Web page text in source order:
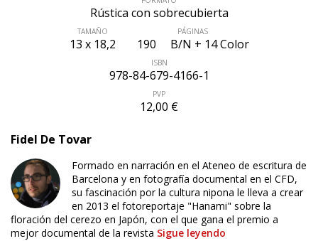
Rústica con sobrecubierta
TAMAÑO
13 x 18,2
PÁGINAS
190 B/N + 14 Color
ISBN
978-84-679-4166-1
PVP
12,00 €
Fidel De Tovar
Formado en narración en el Ateneo de escritura de
Barcelona y en fotografía documental en el CFD,
su fascinación por la cultura nipona le lleva a crear
en 2013 el fotoreportaje "Hanami" sobre la
floración del cerezo en Japón, con el que gana el premio a
mejor documental de la revista Sigue leyendo